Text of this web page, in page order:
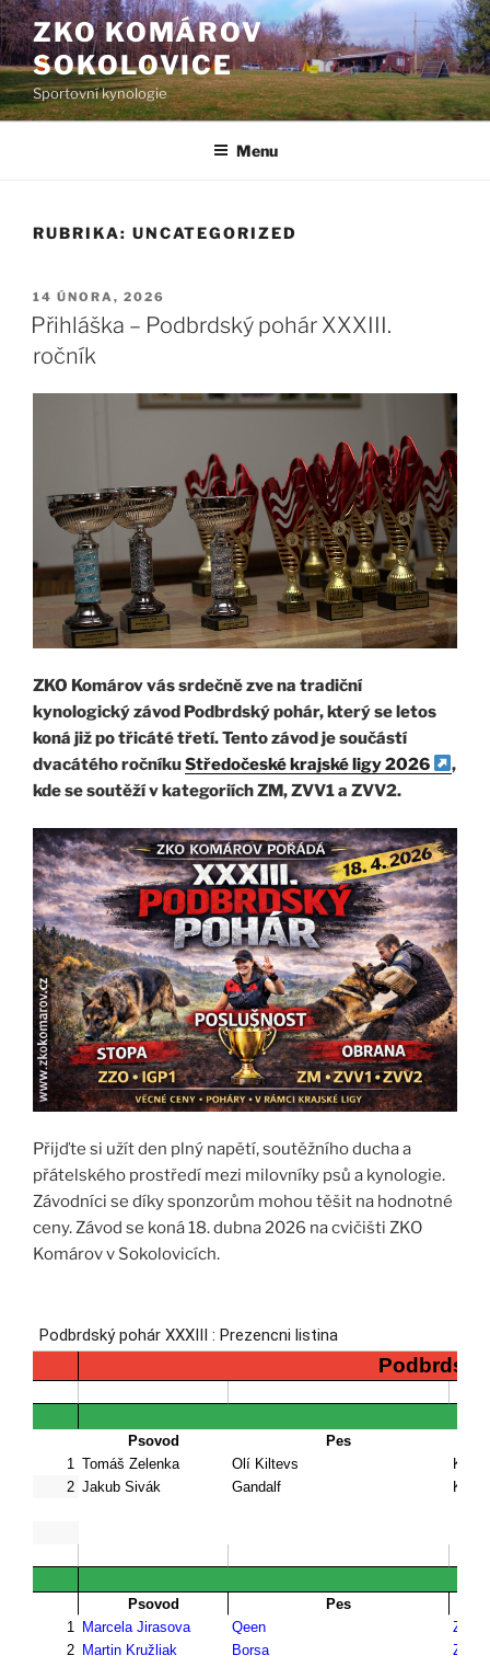
Přejít
k
obsahu
webu
ZKO KOMÁROV
SOKOLOVICE
Sportovní kynologie
Menu
RUBRIKA: UNCATEGORIZED
PUBLIKOVÁNO
14 ÚNORA, 2026
Přihláška – Podbrdský pohár XXXIII.
ročník
ZKO Komárov vás srdečně zve na tradiční
kynologický závod Podbrdský pohár, který se letos
koná již po třicáté třetí. Tento závod je součástí
dvacátého ročníkuStředočeské krajské ligy 2026
,
kde se soutěží v kategoriích ZM, ZVV1 a ZVV2.
Přijďte si užít den plný napětí, soutěžního ducha a
přátelského prostředí mezi milovníky psů a kynologie.
Závodníci se díky sponzorům mohou těšit na hodnotné
ceny. Závod se koná 18. dubna 2026 na cvičišti ZKO
Komárov v Sokolovicích.